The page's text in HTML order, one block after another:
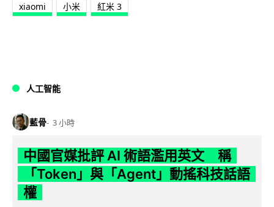
xiaomi 小米 紅米 3
人工智能
藍骨 3 小時
中國官媒批評 AI 術語濫用英文 稱
「Token」與「Agent」動搖科技話語
權